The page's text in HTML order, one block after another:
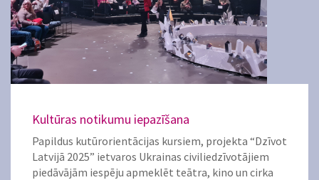
Kultūras notikumu iepazīšana
Papildus kutūrorientācijas kursiem, projekta “Dzīvot
Latvijā 2025” ietvaros Ukrainas civiliedzīvotājiem
piedāvājām iespēju apmeklēt teātra, kino un cirka